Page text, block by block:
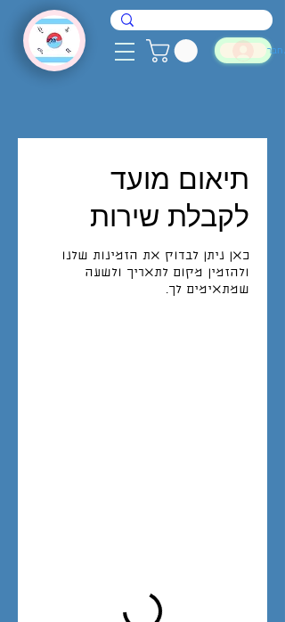
תיאום מועד
לקבלת שירות
כאן ניתן לבדוק את הזמינות שלנו
ולהזמין מקום לתאריך ולשעה
שמתאימים לך.